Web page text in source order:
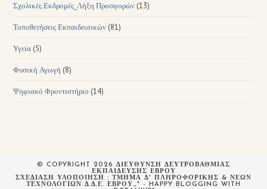
Σχολικές Εκδρομές_Λήξη Προσφορών (13)
Τοποθετήσεις Εκπαιδευτικών (81)
Υγεία (5)
Φυσική Αγωγή (8)
Ψηφιακό Φροντιστήριο (14)
© COPYRIGHT 2026 ΔΙΕΥΘΥΝΣΗ ΔΕΥΤΡΟΒΑΘΜΙΑΣ
ΕΚΠΑΙΔΕΥΣΗΣ ΕΒΡΟΥ
ΣΧΕΔΙΆΣΗ ΥΛΟΠΟΊΗΣΗ : ΤΜΉΜΑ Δ' ΠΛΗΡΟΦΟΡΙΚΉΣ & ΝΈΩΝ
ΤΕΧΝΟΛΟΓΙΏΝ Δ.Δ.Ε. ΈΒΡΟΥ_" - HAPPY BLOGGING WITH